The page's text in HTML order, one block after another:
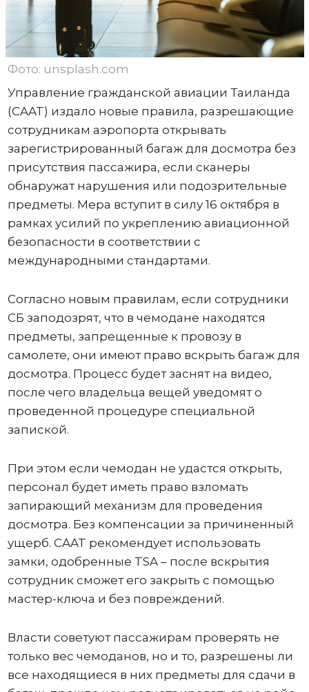
Фото: unsplash.com
Управление гражданской авиации Таиланда
(CAAT) издало новые правила, разрешающие
сотрудникам аэропорта открывать
зарегистрированный багаж для досмотра без
присутствия пассажира, если сканеры
обнаружат нарушения или подозрительные
предметы. Мера вступит в силу 16 октября в
рамках усилий по укреплению авиационной
безопасности в соответствии с
международными стандартами.
Согласно новым правилам, если сотрудники
СБ заподозрят, что в чемодане ​​находятся
предметы, запрещенные к провозу в
самолете, они имеют право вскрыть багаж для
досмотра. Процесс будет заснят на видео,
после чего владельца вещей уведомят о
проведенной процедуре специальной
запиской.
При этом если чемодан не удастся открыть,
персонал будет иметь право взломать
запирающий механизм для проведения
досмотра. Без компенсации за причиненный
ущерб. CAAT рекомендует использовать
замки, одобренные TSA – после вскрытия
сотрудник сможет его закрыть с помощью
мастер-ключа и без повреждений.
Власти советуют пассажирам проверять не
только вес чемоданов, но и то, разрешены ли
все находящиеся в них предметы для сдачи в